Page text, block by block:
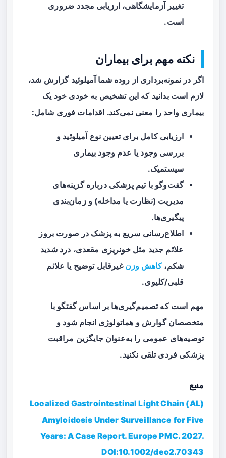
تغییر آزمایشگاهی، ارزیابی مجدد ضروری
است.
نکته مهم برای بیماران
اگر در نمونه‌برداری از روده شما آمیلوئید گزارش شد،
لازم است بدانید که این تشخیص به خودی خود یک
بیماری واحد را معنی نمی‌کند. اقدامات فوری شامل:
ارزیابی کامل برای تعیین نوع آمیلوئید و
بررسی وجود یا عدم وجود بیماری
سیستمیک.
گفت‌وگو با تیم پزشکی درباره گزینه‌های
مدیریت (نظارت یا مداخله) و زمان‌بندی
پیگیری‌ها.
اطلاع‌رسانی سریع به پزشک در صورت بروز
علائم جدید مثل خونریزی مقعدی، درد شدید
شکم،کاهش وزن غیرقابل توضیح یا علائم
قلبی/کلیوی.
مهم است که تصمیم‌گیری‌ها بر اساس گفتگو با
متخصصان گوارش و هماتولوژی انجام شود و
توصیه‌های عمومی را به‌عنوان جایگزین مراقبت
پزشکی فردی تلقی نکنید.
منبع
Localized Gastrointestinal Light Chain (AL)
Amyloidosis Under Surveillance for Five
Years: A Case Report. Europe PMC. 2027.
DOI:10.1002/deo2.70343